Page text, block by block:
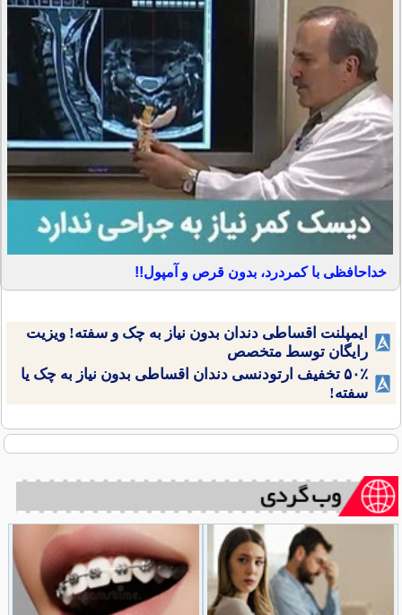
خداحافظی با کمردرد، بدون قرص و آمپول!!
ایمپلنت اقساطی دندان بدون نیاز به چک و سفته! ویزیت
رایگان توسط متخصص
۵۰٪ تخفیف ارتودنسی دندان اقساطی بدون نیاز به چک یا
سفته!